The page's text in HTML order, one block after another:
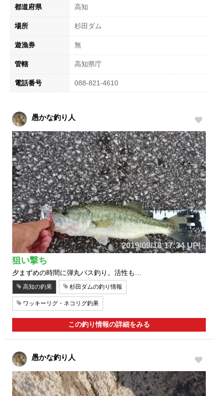
都道府県 高知
場所 杉田ダム
遊漁券 無
管轄 高知県庁
電話番号 088-821-4610
愚かな釣り人
2019/09/18 17:34 UP!
狙い撃ち
夕まずめの時間に弾丸バス釣り。活性も…
高知の釣果 杉田ダムの釣り情報
ワッキーリグ・ネコリグ釣果
この釣り情報の詳細をみる
愚かな釣り人